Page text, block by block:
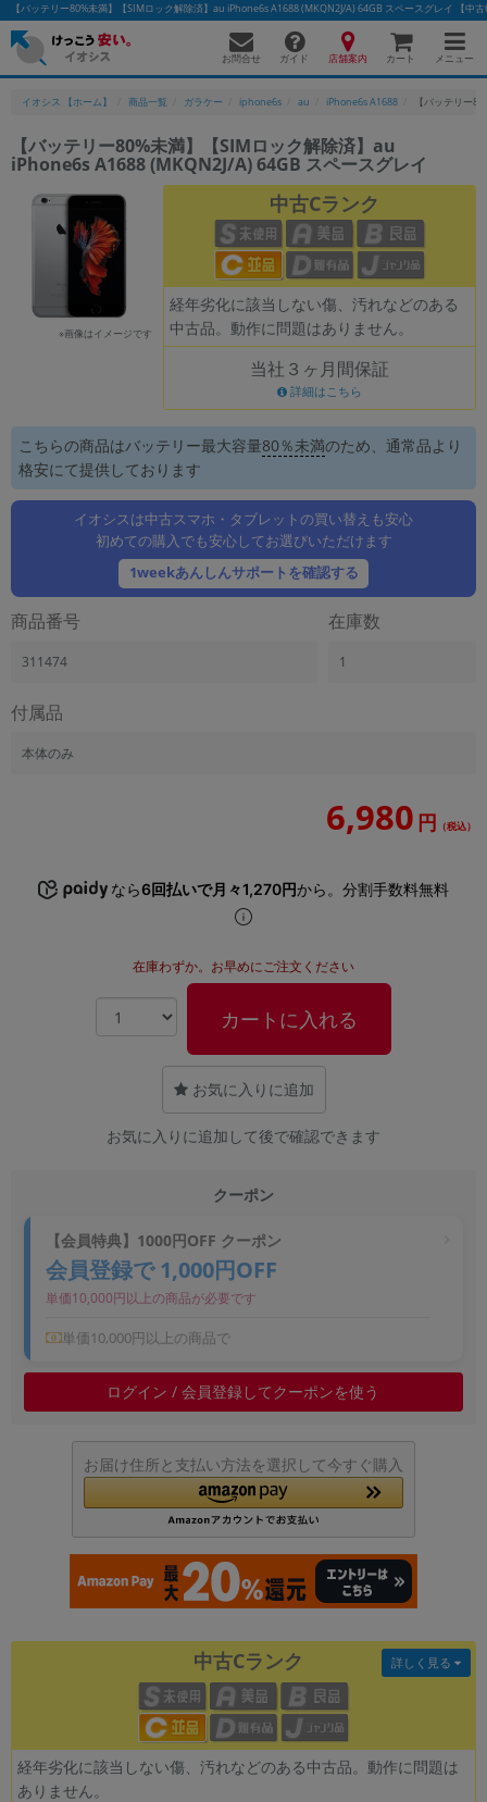
【バッテリー80%未満】【SIMロック解除済】au iPhone6s A1688 (MKQN2J/A) 64GB スペースグレイ 【中
お問合せ ガイド 店舗案内 カート メニュー
イオシス 【ホーム】 商品一覧 ガラケー iphone6s au iPhone6s A1688 【バッテリー
【バッテリー80%未満】【SIMロック解除済】au
iPhone6s A1688 (MKQN2J/A) 64GB スペースグレイ
※画像はイメージです
中古Cランク
経年劣化に該当しない傷、汚れなどのある
中古品。動作に問題はありません。
当社３ヶ月間保証
詳細はこちら
こちらの商品はバッテリー最大容量80％未満のため、 通常品より
格安にて提供しております
イオシスは中古スマホ・タブレットの買い替えも安心
初めての購入でも安心してお選びいただけます
1weekあんしんサポートを確認する
商品番号
311474
在庫数
1
付属品
本体のみ
6,980 円 （税込）
なら6回払いで月々1,270円から。分割手数料無料
在庫わずか。お早めにご注文ください
カートに入れる
お気に入りに追加
お気に入りに追加して後で確認できます
クーポン
【会員特典】1000円OFF クーポン
会員登録で 1,000円OFF
単価10,000円以上の商品が必要です
単価10,000円以上の商品で
ログイン / 会員登録してクーポンを使う
お届け住所と支払い方法を選択して今すぐ購入
中古Cランク
経年劣化に該当しない傷、汚れなどのある中古品。動作に問題は
ありません。
詳しく見る
かんたんパソコン検索に切り替える
フリーワード
除外ワード
人気の検索ワード： Let's note EliteBookMacBook
「スマートフォン」「タブレット」など
シリーズ
商品シリーズ名・ブランド名の絞り込み。
「iPhone」「Xperia」「Galaxy」など
「Apple」「SONY」「SHARP」など
機能・特徴
商品の搭載機能による絞り込み
ドライブの絞り込み
ランク
OS
~
円 ～
発売日
年 月 から
年 月 まで
各項目のチェックボックスは「or検索」となります。
ただし機能別のみ「and検索」となります。